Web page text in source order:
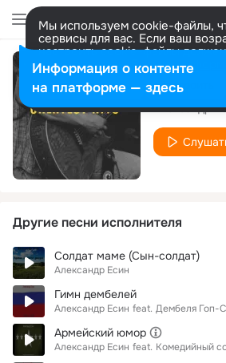
Мы используем cookie-файлы,
сервисы для вас. Если ваш
настроить cookie-файлы
представитель. Больше
Разрешить все Настроить
О тебе
Александр
Другие песни исполнителя
Солдат маме (Сын-солдат)
Александр Есин
Гимн дембелей
Александр Есин feat. Дембеля Гоп-
Армейский юмор
Александр Есин feat. Комедийный
Информация о контенте
на платформе — здесь